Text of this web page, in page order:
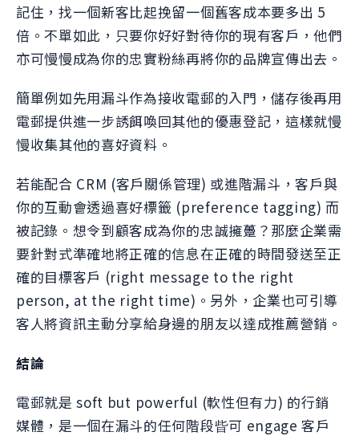
記住，找一個新客比起挽留一個舊客成本要多出 5
倍。不單如此，只要你好好對待你的現有客戶，他們
亦可慢慢成為你的忠實粉絲再將你的品牌宣傳出去。
簡單例如先用漏斗作為接收電郵的入門，儲存後再用
電郵提供進一步誘餌喚回其他的優惠登記，這樣就慢
慢收集其他的喜好資料。
若能配合 CRM (客戶關係管理) 或進階漏斗，客戶與
你的互動會透過喜好標籤 (preference tagging) 而
被記錄。想令到顧客成為你的忠誠擁躉？那麼企業需
要針對式準確地將正確的信息在正確的時間發送至正
確的目標客戶 (right message to the right
person, at the right time)。另外，企業也可引導
客人將資訊主動分享給身邊的朋友以達成推薦營銷。
結論
電郵就是 soft but powerful (軟性但有力) 的行銷
媒體，是一個在漏斗的任何階段㫮可 engage 客戶